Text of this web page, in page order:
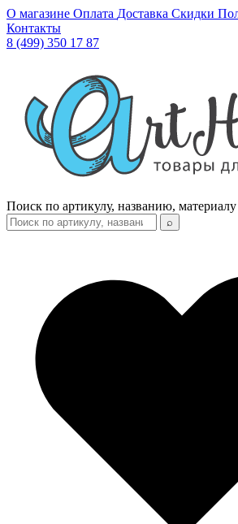
О магазине Оплата Доставка Скидки
Контакты
8 (499) 350 17 87
Поиск по артикулу, названию, материалу
⌕